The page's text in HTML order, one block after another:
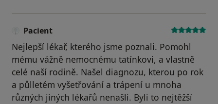
Pacient
Nejlepší lékař, kterého jsme poznali. Pomohl
mému vážně nemocnému tatínkovi, a vlastně
celé naší rodině. Našel diagnozu, kterou po rok
a půlletém vyšetřování a trápení u mnoha
různých jiných lékařů nenašli. Byli to nejtěžší